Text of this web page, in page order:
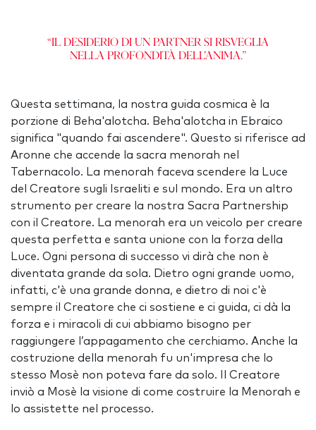
“Il desiderio di un partner si risveglia
nella profondità dell'anima.”
Questa settimana, la nostra guida cosmica è la
porzione di Beha'alotcha. Beha'alotcha in Ebraico
significa "quando fai ascendere". Questo si riferisce ad
Aronne che accende la sacra menorah nel
Tabernacolo. La menorah faceva scendere la Luce
del Creatore sugli Israeliti e sul mondo. Era un altro
strumento per creare la nostra Sacra Partnership
con il Creatore. La menorah era un veicolo per creare
questa perfetta e santa unione con la forza della
Luce. Ogni persona di successo vi dirà che non è
diventata grande da sola. Dietro ogni grande uomo,
infatti, c'è una grande donna, e dietro di noi c'è
sempre il Creatore che ci sostiene e ci guida, ci dà la
forza e i miracoli di cui abbiamo bisogno per
raggiungere l’appagamento che cerchiamo. Anche la
costruzione della menorah fu un'impresa che lo
stesso Mosè non poteva fare da solo. Il Creatore
inviò a Mosè la visione di come costruire la Menorah e
lo assistette nel processo.